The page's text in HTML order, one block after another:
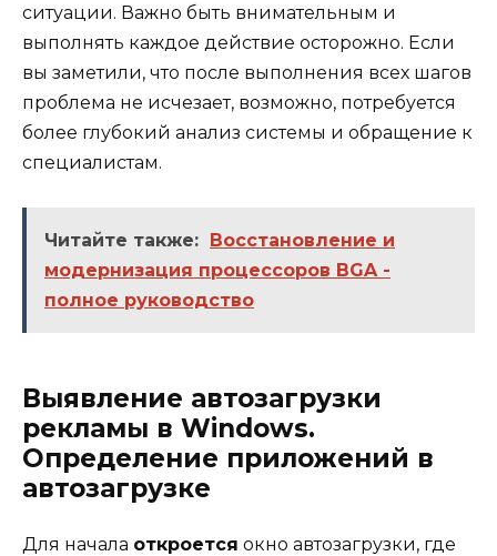
ситуации. Важно быть внимательным и
выполнять каждое действие осторожно. Если
вы заметили, что после выполнения всех шагов
проблема не исчезает, возможно, потребуется
более глубокий анализ системы и обращение к
специалистам.
Читайте также: Восстановление и
модернизация процессоров BGA -
полное руководство
Выявление автозагрузки
рекламы в Windows.
Определение приложений в
автозагрузке
Для начала откроется окно автозагрузки, где